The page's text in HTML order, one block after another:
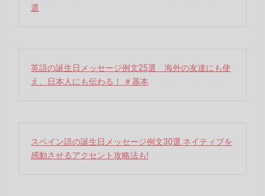
選
英語の誕生日メッセージ例文25選 海外の友達にも使
え、日本人にも伝わる！ ＃基本
スペイン語の誕生日メッセージ例文30選 ネイティブを
感動させるアクセント攻略法も!